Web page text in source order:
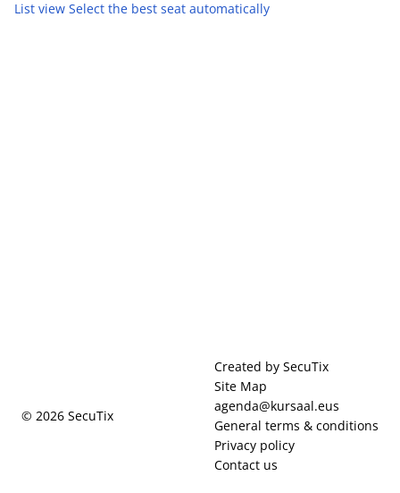
Centro
coreografías, el virtuosismo de sus intérpretes y la
List view Select the best seat automatically
© 2026 SecuTix
Created by SecuTix
Site Map
agenda@kursaal.eus
General terms & conditions
Privacy policy
Contact us